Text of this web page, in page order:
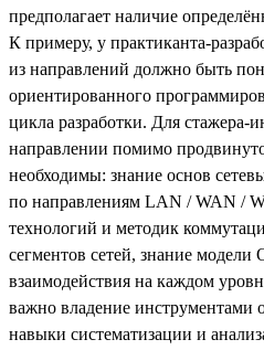
предполагает наличие
К примеру, у практиканта-
из направлений должно быть
ориентированного
цикла разработки. Для стажера-
направлении помимо
необходимы: знание основ
по направлениям LAN / WAN /
технологий и методик
сегментов сетей, знание модели
взаимодействия на каждом
важно владение инструментами
навыки систематизации и